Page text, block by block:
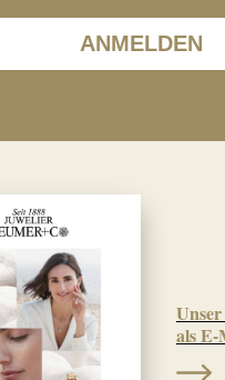
ANMELDEN
als E-